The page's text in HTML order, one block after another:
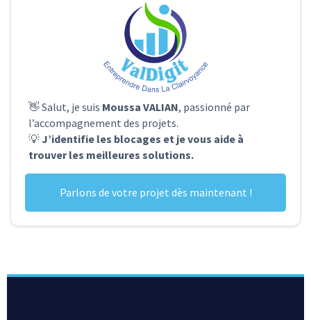
👋 Salut, je suis Moussa VALIAN, passionné par
l’accompagnement des projets.
💡 J’identifie les blocages et je vous aide à
trouver les meilleures solutions.
Parlons de votre projet dès maintenant !